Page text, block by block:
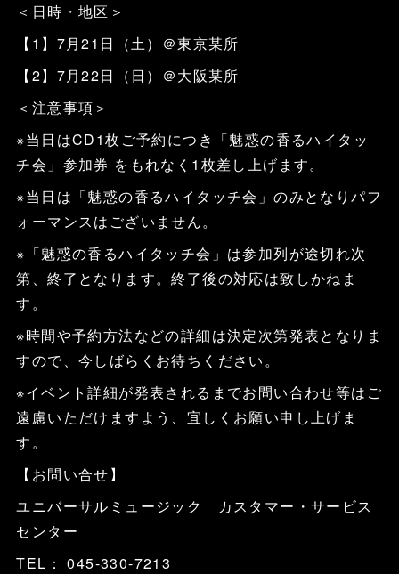
＜日時・地区＞
【1】7月21日（土）＠東京某所
【2】7月22日（日）＠大阪某所
＜注意事項＞
※当日はCD1枚ご予約につき「魅惑の香るハイタッ
チ会」参加券 をもれなく1枚差し上げます。
※当日は「魅惑の香るハイタッチ会」のみとなりパフ
ォーマンスはございません。
※「魅惑の香るハイタッチ会」は参加列が途切れ次
第、終了となります。終了後の対応は致しかねま
す。
※時間や予約方法などの詳細は決定次第発表となりま
すので、今しばらくお待ちください。
※イベント詳細が発表されるまでお問い合わせ等はご
遠慮いただけますよう、宜しくお願い申し上げま
す。
【お問い合せ】
ユニバーサルミュージック カスタマー・サービス
センター
TEL： 045-330-7213